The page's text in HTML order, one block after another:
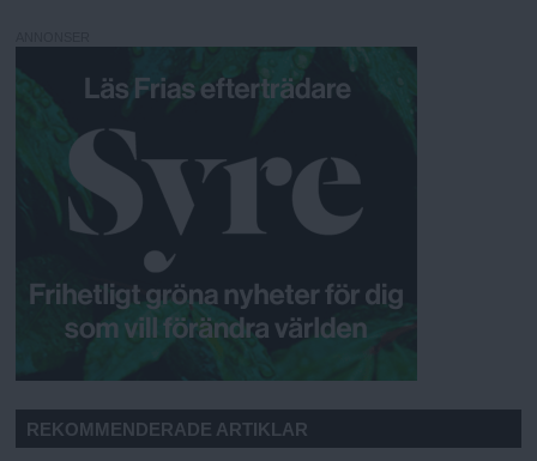
REKOMMENDERADE ARTIKLAR